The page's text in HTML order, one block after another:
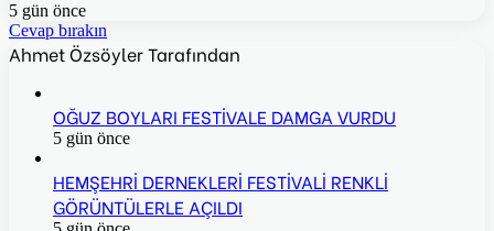
5 gün önce
Cevap bırakın
Ahmet Özsöyler Tarafından
OĞUZ BOYLARI FESTİVALE DAMGA VURDU
5 gün önce
HEMŞEHRİ DERNEKLERİ FESTİVALİ RENKLİ
GÖRÜNTÜLERLE AÇILDI